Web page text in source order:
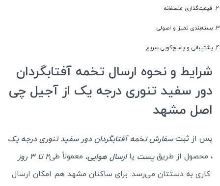
قیمت‌گذاری منصفانه
بسته‌بندی تمیز و اصولی
پشتیبانی و پاسخ‌گویی سریع
شرایط و نحوه ارسال تخمه آفتابگردان
دور سفید تنوری درجه یک از آجیل چی
اصل مشهد
پس از ثبتسفارش تخمه آفتابگردان دور سفید تنوری درجه یک
، محصول از طریقپست یاارسال هوایی، معمولاً طی۲ تا ۳ روز
کاری به دستتان می‌رسد. برای ساکنان مشهد هم امکان ارسال